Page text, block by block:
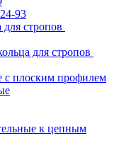
93
стропов
для стропов
с плоским профилем
к цепным